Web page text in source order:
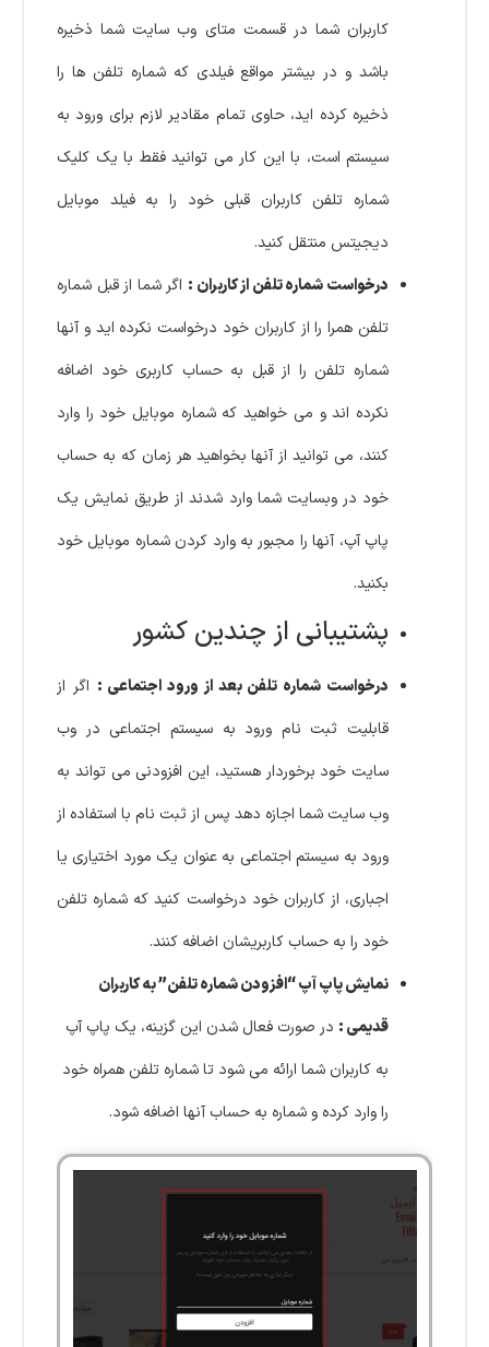
کاربران شما در قسمت متای وب سایت شما ذخیره
باشد و در بیشتر مواقع فیلدی که شماره تلفن ها را
ذخیره کرده اید، حاوی تمام مقادیر لازم برای ورود به
سیستم است، با این کار می توانید فقط با یک کلیک
شماره تلفن کاربران قبلی خود را به فیلد موبایل
دیجیتس منتقل کنید.
درخواست شماره تلفن از کاربران : اگر شما از قبل شماره
تلفن همرا را از کاربران خود درخواست نکرده اید و آنها
شماره تلفن را از قبل به حساب کاربری خود اضافه
نکرده اند و می خواهید که شماره موبایل خود را وارد
کنند، می توانید از آنها بخواهید هر زمان که به حساب
خود در وبسایت شما وارد شدند از طریق نمایش یک
پاپ آپ، آنها را مجبور به وارد کردن شماره موبایل خود
بکنید.
پشتیبانی از چندین کشور
درخواست شماره تلفن بعد از ورود اجتماعی : اگر از
قابلیت ثبت نام ورود به سیستم اجتماعی در وب
سایت خود برخوردار هستید، این افزودنی می تواند به
وب سایت شما اجازه دهد پس از ثبت نام با استفاده از
ورود به سیستم اجتماعی به عنوان یک مورد اختیاری یا
اجباری، از کاربران خود درخواست کنید که شماره تلفن
خود را به حساب کاربریشان اضافه کنند.
نمایش پاپ آپ“افزودن شماره تلفن” به کاربران
قدیمی: در صورت فعال شدن این گزینه، یک پاپ آپ
به کاربران شما ارائه می شود تا شماره تلفن همراه خود
را وارد کرده و شماره به حساب آنها اضافه شود.